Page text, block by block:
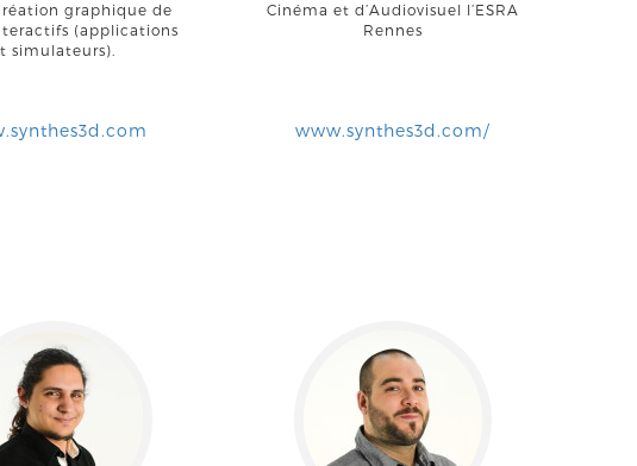
graphique de
(applications
simulateurs).
Cinéma et d’Audiovisuel l’ESRA
Rennes
www.synthes3d.com/